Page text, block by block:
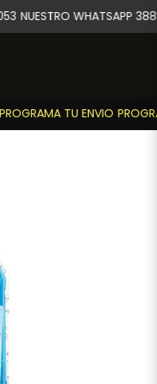
PROGRAMA TU ENVIO
NUESTRO WHATSAPP